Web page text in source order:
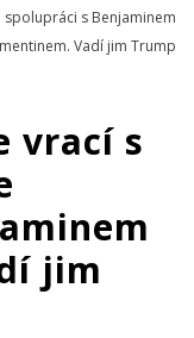
spolupráci s Benjaminem
Vadí jim Trump
vrací s
jim